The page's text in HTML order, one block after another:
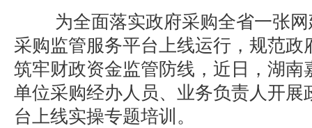
为全面落实政府采购全省一张
采购监管服务平台上线运行，规范政
筑牢财政资金监管防线，近日，湖南
单位采购经办人员、业务负责人开展
台上线实操专题培训。